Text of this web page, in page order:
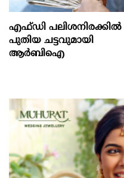
എഫ്‍ഡി പലിശനിരക്കിൽ
പുതിയ ചട്ടവുമായി
ആർബിഐ